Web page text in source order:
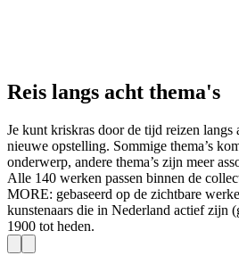
Reis langs acht thema's
Je kunt kriskras door de tijd reizen langs
nieuwe opstelling. Sommige thema’s
onderwerp, andere thema’s zijn meer
Alle 140 werken passen binnen de
MORE: gebaseerd op de zichtbare
kunstenaars die in Nederland actief zijn
1900 tot heden.